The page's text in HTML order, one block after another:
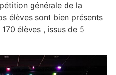
générale de la
élèves sont bien présents
élèves , issus de 5